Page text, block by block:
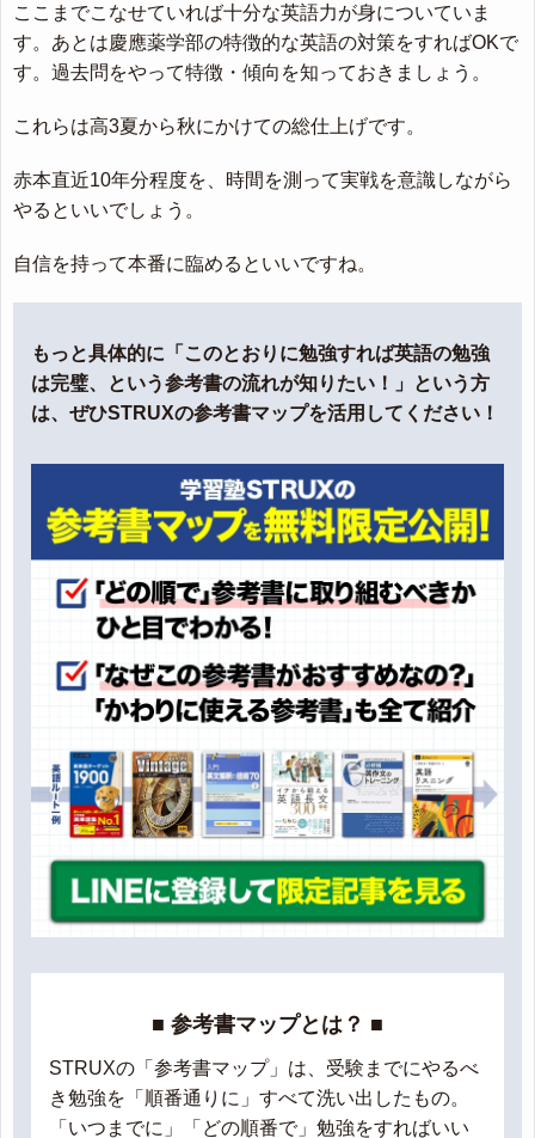
ここまでこなせていれば十分な英語力が身についていま
す。あとは慶應薬学部の特徴的な英語の対策をすればOKで
す。過去問をやって特徴・傾向を知っておきましょう。
これらは高3夏から秋にかけての総仕上げです。
赤本直近10年分程度を、時間を測って実戦を意識しながら
やるといいでしょう。
自信を持って本番に臨めるといいですね。
もっと具体的に「このとおりに勉強すれば英語の勉強
は完璧、という参考書の流れが知りたい！」という方
は、ぜひSTRUXの参考書マップを活用してください！
■ 参考書マップとは？ ■
STRUXの「参考書マップ」は、受験までにやるべ
き勉強を「順番通りに」すべて洗い出したもの。
「いつまでに」「どの順番で」勉強をすればいい